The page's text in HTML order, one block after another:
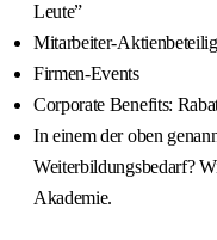
Leute”
Mitarbeiter-
Firmen-Events
Corporate Benefits:
In einem der oben
Weiterbildungsbedarf?
Akademie.